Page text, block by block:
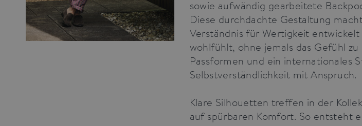
sowie aufwändig gearbeitete
Diese durchdachte Gestaltung
Verständnis für Wertigkeit
wohlfühlt, ohne jemals das Gefühl
Passformen und ein internationales
Selbstverständlichkeit mit Anspruch.
Klare Silhouetten treffen in der
auf spürbaren Komfort. So entsteht